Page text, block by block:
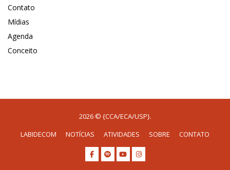
Contato
Mídias
Agenda
Conceito
2026 © {CCA/ECA/USP}.
LABIDECOM
NOTÍCIAS ATIVIDADES SOBRE CONTATO